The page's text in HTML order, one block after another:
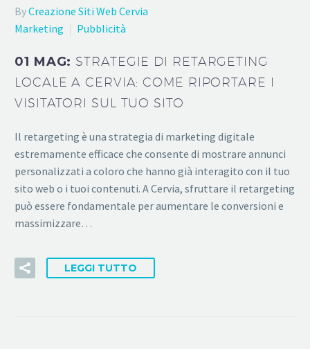
ByCreazione Siti Web Cervia
Marketing
Pubblicità
01 MAG: STRATEGIE DI RETARGETING
LOCALE A CERVIA: COME RIPORTARE I
VISITATORI SUL TUO SITO
Il retargeting è una strategia di marketing digitale
estremamente efficace che consente di mostrare annunci
personalizzati a coloro che hanno già interagito con il tuo
sito web o i tuoi contenuti. A Cervia, sfruttare il retargeting
può essere fondamentale per aumentare le conversioni e
massimizzare…
LEGGI TUTTO